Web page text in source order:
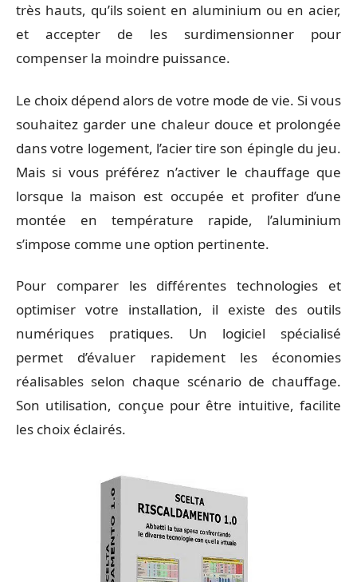
très hauts, qu’ils soient en aluminium ou en acier,
et accepter de les surdimensionner pour
compenser la moindre puissance.
Le choix dépend alors de votre mode de vie. Si vous
souhaitez garder une chaleur douce et prolongée
dans votre logement, l’acier tire son épingle du jeu.
Mais si vous préférez n’activer le chauffage que
lorsque la maison est occupée et profiter d’une
montée en température rapide, l’aluminium
s’impose comme une option pertinente.
Pour comparer les différentes technologies et
optimiser votre installation, il existe des outils
numériques pratiques. Un logiciel spécialisé
permet d’évaluer rapidement les économies
réalisables selon chaque scénario de chauffage.
Son utilisation, conçue pour être intuitive, facilite
les choix éclairés.